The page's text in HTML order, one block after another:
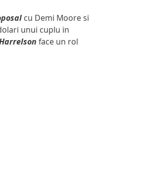
cu Demi Moore si
unui cuplu in
face un rol